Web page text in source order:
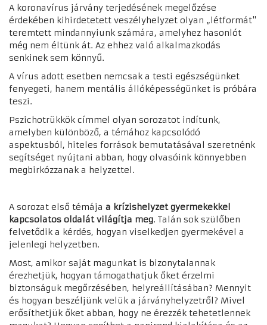
A koronavírus járvány terjedésének megelőzése
érdekében kihirdetetett veszélyhelyzet olyan „létformát"
teremtett mindannyiunk számára, amelyhez hasonlót
még nem éltünk át. Az ehhez való alkalmazkodás
senkinek sem könnyű.
A vírus adott esetben nemcsak a testi egészségünket
fenyegeti, hanem mentális állóképességünket is próbára
teszi.
Pszichotrükkök címmel olyan sorozatot indítunk,
amelyben különböző, a témához kapcsolódó
aspektusból, hiteles források bemutatásával szeretnénk
segítséget nyújtani abban, hogy olvasóink könnyebben
megbirkózzanak a helyzettel.
A sorozat első témája a krízishelyzet gyermekekkel
kapcsolatos oldalát világítja meg. Talán sok szülőben
felvetődik a kérdés, hogyan viselkedjen gyermekével a
jelenlegi helyzetben.
Most, amikor saját magunkat is bizonytalannak
érezhetjük, hogyan támogathatjuk őket érzelmi
biztonságuk megőrzésében, helyreállításában? Mennyit
és hogyan beszéljünk velük a járványhelyzetről? Mivel
erősíthetjük őket abban, hogy ne érezzék tehetetlennek